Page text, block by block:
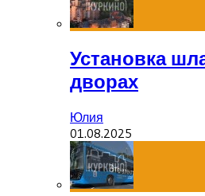
Установка
дворах
Юлия
01.08.2025